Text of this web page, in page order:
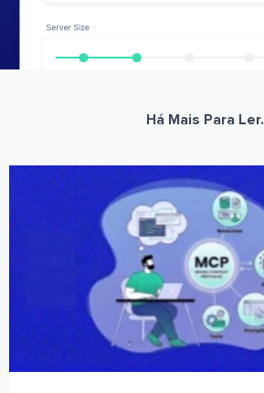
Há Mais Para Ler.